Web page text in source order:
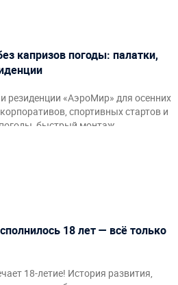
капризов погоды: палатки,
резиденции «АэроМир» для осенних
спортивных стартов и
быстрый монтаж,
пространство для гостей и
18 лет — всё только
18-летие! История развития,